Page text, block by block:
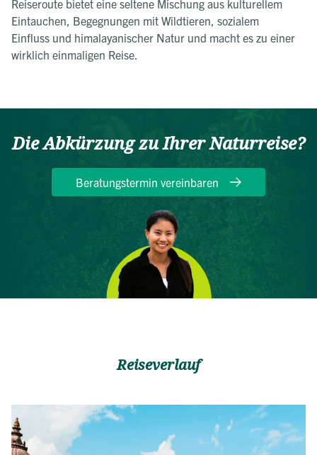
Reiseroute bietet eine seltene Mischung aus kulturellem
Eintauchen, Begegnungen mit Wildtieren, sozialem
Einfluss und himalayanischer Natur und macht es zu einer
wirklich einmaligen Reise.
Die Abkürzung zu Ihrer Naturreise?
Beratungstermin vereinbaren
Reiseverlauf